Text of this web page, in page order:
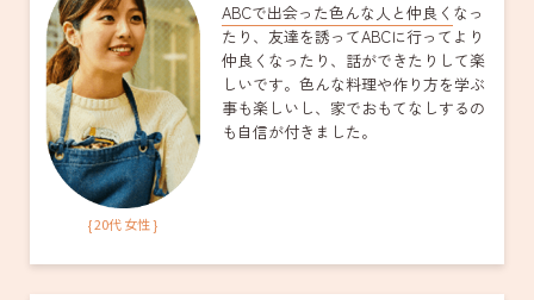
{ 20代 女性 }
ABCで出会った色んな人と仲良く なっ
たり、友達を誘ってABCに行ってより
仲良くなったり、話ができたりして楽
しいです。色んな料理や作り方を学ぶ
事も楽しいし、家でおもてなしするの
も自信が付きました。